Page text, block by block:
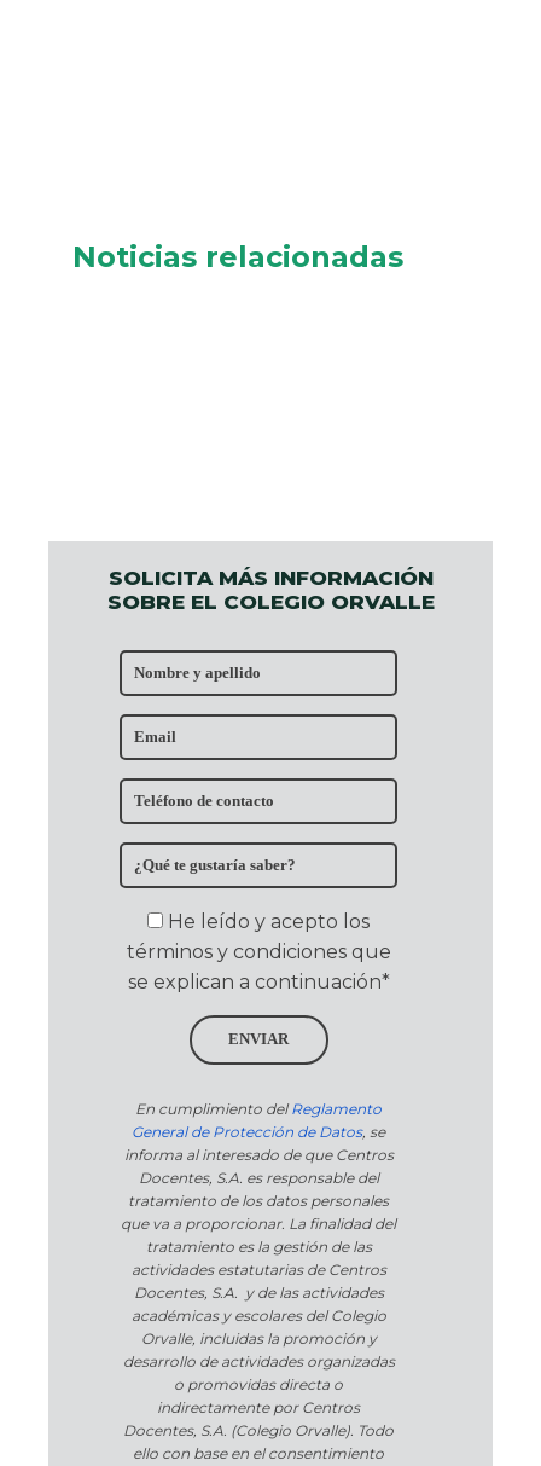
SOLICITA MÁS INFORMACIÓN
SOBRE EL COLEGIO ORVALLE
He leído y acepto los
términos y condiciones que
se explican a continuación*
ENVIAR
En cumplimiento delReglamento
General de Protección de Datos, se
informa al interesado de que Centros
Docentes, S.A. es responsable del
tratamiento de los datos personales
que va a proporcionar. La finalidad del
tratamiento es la gestión de las
actividades estatutarias de Centros
Docentes, S.A. y de las actividades
académicas y escolares del Colegio
Orvalle, incluidas la promoción y
desarrollo de actividades organizadas
o promovidas directa o
indirectamente por Centros
Docentes, S.A. (Colegio Orvalle). Todo
ello con base en el consentimiento
Noticias relacionadas